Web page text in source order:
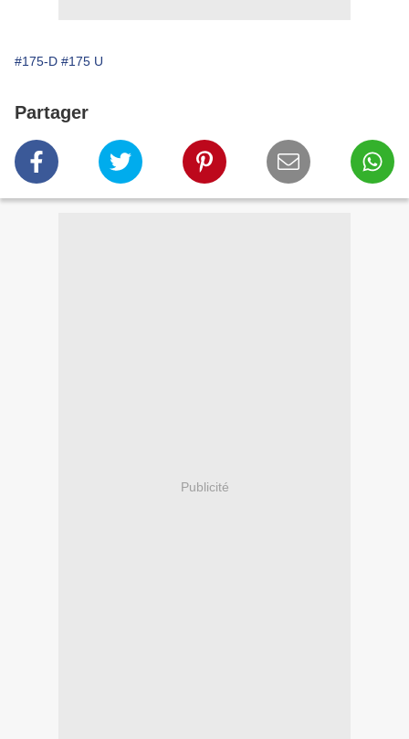
#175-D #175 U
Partager
Publicité